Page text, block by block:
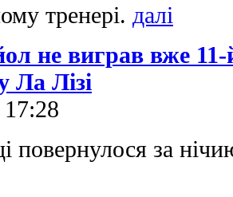
тренері.
не виграв вже 11-
Ла Лізі
повернулося за